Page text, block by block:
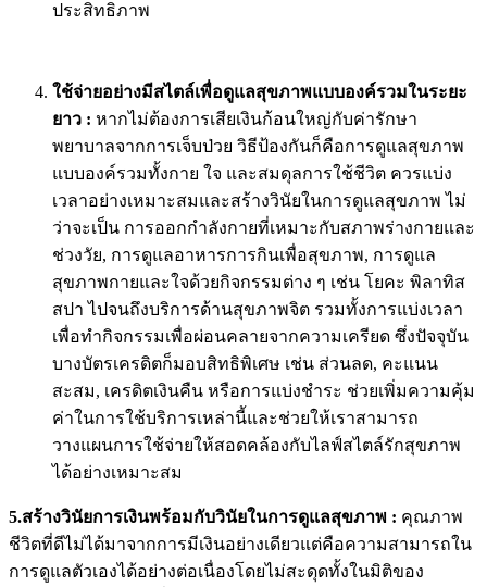
ประสิทธิภาพ
ใช้จ่ายอย่างมีสไตล์เพื่อดูแลสุขภาพแบบองค์รวมในระยะ
ยาว : หากไม่ต้องการเสียเงินก้อนใหญ่กับค่ารักษา
พยาบาลจากการเจ็บป่วย วิธีป้องกันก็คือการดูแลสุขภาพ
แบบองค์รวมทั้งกาย ใจ และสมดุลการใช้ชีวิต ควรแบ่ง
เวลาอย่างเหมาะสมและสร้างวินัยในการดูแลสุขภาพ ไม่
ว่าจะเป็น การออกกำลังกายที่เหมาะกับสภาพร่างกายและ
ช่วงวัย, การดูแลอาหารการกินเพื่อสุขภาพ, การดูแล
สุขภาพกายและใจด้วยกิจกรรมต่าง ๆ เช่น โยคะ พิลาทิส
สปา ไปจนถึงบริการด้านสุขภาพจิต รวมทั้งการแบ่งเวลา
เพื่อทำกิจกรรมเพื่อผ่อนคลายจากความเครียด ซึ่งปัจจุบัน
บางบัตรเครดิตก็มอบสิทธิพิเศษ เช่น ส่วนลด, คะแนน
สะสม, เครดิตเงินคืน หรือการแบ่งชำระ ช่วยเพิ่มความคุ้ม
ค่าในการใช้บริการเหล่านี้และช่วยให้เราสามารถ
วางแผนการใช้จ่ายให้สอดคล้องกับไลฟ์สไตล์รักสุขภาพ
ได้อย่างเหมาะสม
5.สร้างวินัยการเงินพร้อมกับวินัยในการดูแลสุขภาพ : คุณภาพ
ชีวิตที่ดีไม่ได้มาจากการมีเงินอย่างเดียวแต่คือความสามารถใน
การดูแลตัวเองได้อย่างต่อเนื่องโดยไม่สะดุดทั้งในมิติของ